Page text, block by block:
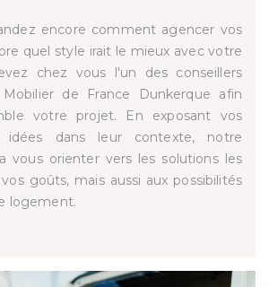
encore comment agencer vos
quel style irait le mieux avec votre
chez vous l'un des conseillers
de France Dunkerque afin
votre projet. En exposant vos
dans leur contexte, notre
vous orienter vers les solutions les
goûts, mais aussi aux possibilités
logement.